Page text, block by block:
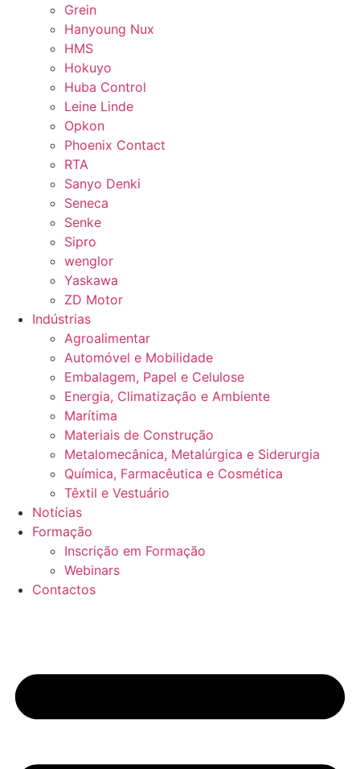
Grein
Hanyoung Nux
HMS
Hokuyo
Huba Control
Leine Linde
Opkon
Phoenix Contact
RTA
Sanyo Denki
Seneca
Senke
Sipro
wenglor
Yaskawa
ZD Motor
Indústrias
Agroalimentar
Automóvel e Mobilidade
Embalagem, Papel e Celulose
Energia, Climatização e Ambiente
Marítima
Materiais de Construção
Metalomecânica, Metalúrgica e Siderurgia
Química, Farmacêutica e Cosmética
Têxtil e Vestuário
Notícias
Formação
Inscrição em Formação
Webinars
Contactos